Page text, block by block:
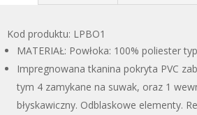
Kod produktu: LPBO1
MATERIAŁ: Powłoka: 100% poliester
Impregnowana tkanina pokryta PVC
tym 4 zamykane na suwak, oraz 1
błyskawiczny. Odblaskowe elementy.